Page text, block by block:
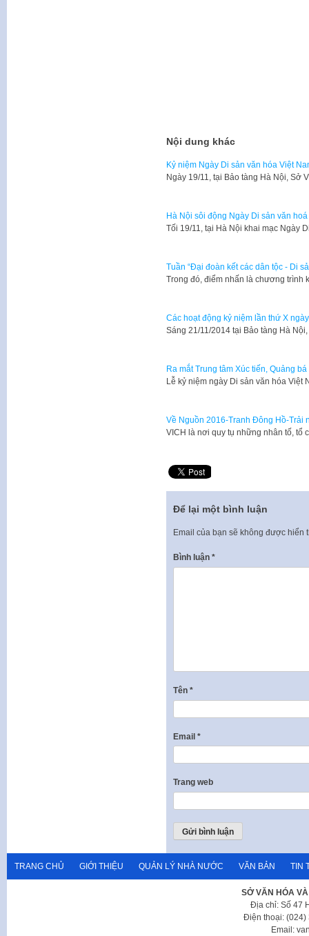
Nội dung khác
Kỷ niệm Ngày Di sản văn hóa Việt
​Ngày 19/11, tại Bảo tàng Hà Nội, Sở
Hà Nội sôi động Ngày Di sản văn
​Tối 19/11, tại Hà Nội khai mạc Ngày
Tuần “Đại đoàn kết các dân tộc - Di
Trong đó, điểm nhấn là chương trình
Các hoạt động kỷ niệm lần thứ X
​Sáng 21/11/2014 tại Bảo tàng Hà
Ra mắt Trung tâm Xúc tiến, Quảng
Lễ kỷ niệm ngày Di sản văn hóa Việt
Về Nguồn 2016-Tranh Đông Hồ-Trải
VICH là nơi quy tụ những nhân tố, tổ
Để lại một bình luận
Email của bạn sẽ không được hiển
Bình luận *
Tên *
Email *
Trang web
TRANG CHỦ GIỚI THIỆU QUẢN LÝ NHÀ NƯỚC VĂN BẢN TIN
SỞ VĂN HÓA
Địa chỉ: Số 47
Điện thoại: (024)
Email: